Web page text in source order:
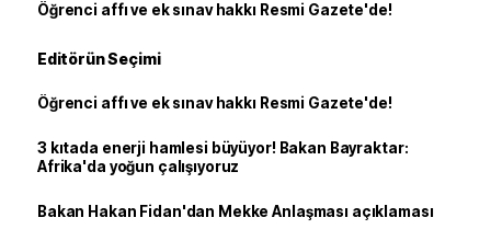
Öğrenci affı ve ek sınav hakkı Resmi Gazete'de!
Editörün Seçimi
Öğrenci affı ve ek sınav hakkı Resmi Gazete'de!
3 kıtada enerji hamlesi büyüyor! Bakan Bayraktar:
Afrika'da yoğun çalışıyoruz
Bakan Hakan Fidan'dan Mekke Anlaşması açıklaması